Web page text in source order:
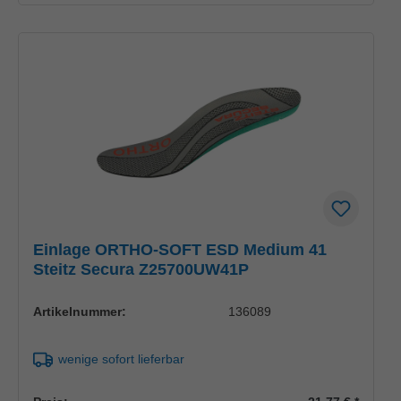
Einlage ORTHO-SOFT ESD Medium 41
Steitz Secura Z25700UW41P
Artikelnummer: 136089
wenige sofort lieferbar